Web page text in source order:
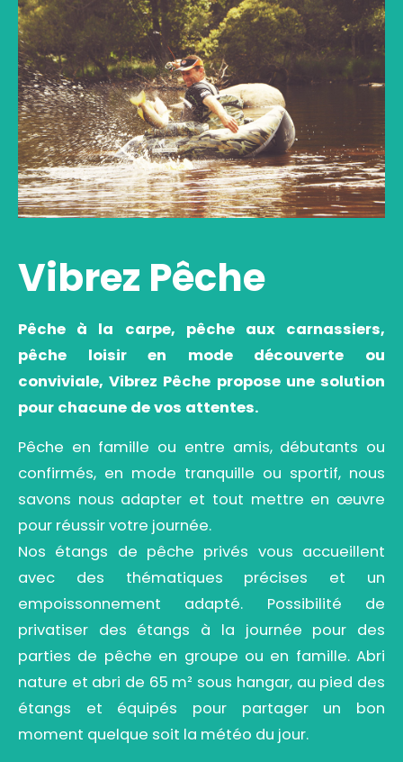
Vibrez Pêche
Pêche à la carpe, pêche aux carnassiers,
pêche loisir en mode découverte ou
conviviale, Vibrez Pêche propose une solution
pour chacune de vos attentes.
Pêche en famille ou entre amis, débutants ou
confirmés, en mode tranquille ou sportif, nous
savons nous adapter et tout mettre en œuvre
pour réussir votre journée.
Nos étangs de pêche privés vous accueillent
avec des thématiques précises et un
empoissonnement adapté. Possibilité de
privatiser des étangs à la journée pour des
parties de pêche en groupe ou en famille. Abri
nature et abri de 65 m² sous hangar, au pied des
étangs et équipés pour partager un bon
moment quelque soit la météo du jour.